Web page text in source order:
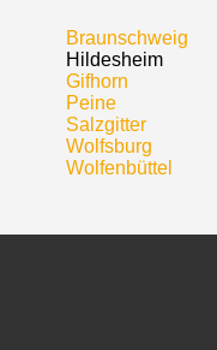
Braunschweig
Hildesheim
Gifhorn
Peine
Salzgitter
Wolfsburg
Wolfenbüttel